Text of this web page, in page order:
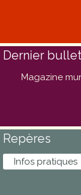
Dernier
Magazine
Repères
Infos pratiques